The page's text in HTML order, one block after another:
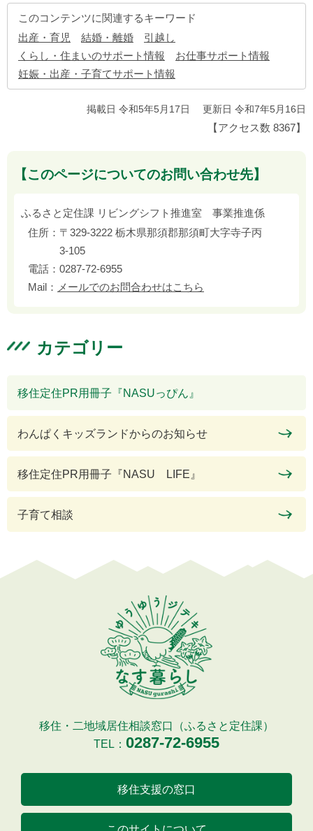
このコンテンツに関連するキーワード
出産・育児
結婚・離婚
引越し
くらし・住まいのサポート情報
お仕事サポート情報
妊娠・出産・子育てサポート情報
掲載日 令和5年5月17日 更新日 令和7年5月16日
【アクセス数 8367】
【このページについてのお問い合わせ先】
ふるさと定住課 リビングシフト推進室 事業推進係
住所： 〒329-3222 栃木県那須郡那須町大字寺子丙
3-105
電話： 0287-72-6955
Mail： メールでのお問合わせはこちら
カテゴリー
移住定住PR用冊子『NASUっぴん』
わんぱくキッズランドからのお知らせ
移住定住PR用冊子『NASU LIFE』
子育て相談
移住・二地域居住相談窓口（ふるさと定住課）
TEL： 0287-72-6955
移住支援の窓口